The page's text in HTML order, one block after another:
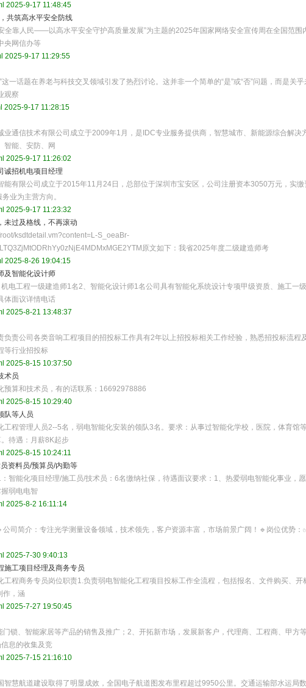
2025-9-17 11:48:45
共筑高水平安全防线
全靠人民——以高水平安全守护高质量发展”为主题的2025年国家网络安全宣传周在全国范围
央网信办等
2025-9-17 11:29:55
一话题在养老与科技交叉领域引发了热烈讨论。这并非一个简单的“是”或“否”问题，而是关乎
观察
2025-9-17 11:28:15
业通信技术有限公司成立于2009年1月，是IDC专业服务提供商，智慧城市、新能源综合解决
智能、安防、网
2025-9-17 11:26:02
诚招机电项目经理
能有限公司成立于2015年11月24日，总部位于深圳市宝安区，公司注册资本3050万元，实缴
业为主营方向。
2025-9-17 11:23:32
未过及格线，不再滚动
ksdtdetail.vm?content=L-S_oeaBr-
原文如下：我省2025年度二级建造师考
2025-8-26 19:04:15
及智能化设计师
电工程一级建造师1名2、智能化设计师1名公司具有智能化系统设计专项甲级资质、施工一级
体面议详情电话
2025-8-21 13:48:37
责公司各类音响工程项目的招投标工作具有2年以上招投标相关工作经验，熟悉招投标流程
等行业招投标
2025-8-15 10:37:50
术员
预算和技术员，有的话联系：16692978886
2025-8-15 10:29:40
队等人员
工程管理人员2--5名，弱电智能化安装的领队3名。要求：从事过智能化学校，医院，体育馆
待遇：月薪8K起步
2025-8-15 10:24:11
资料员/预算员/内勤等
智能化项目经理/施工员/技术员：6名缴纳社保，待遇面议要求：1、热爱弱电智能化事业，愿
弱电电智
2025-8-2 16:11:14
公司简介：专注光学测量设备领域，技术领先，客户资源丰富，市场前景广阔！🔹岗位优势：
2025-7-30 9:40:13
施工项目经理及商务专员
程商务专员岗位职责1.负责弱电智能化工程项目投标工作全流程，包括报名、文件购买、开
作，涵
2025-7-27 19:50:45
锁、智能家居等产品的销售及推广；2、开拓新市场，发展新客户，代理商、工程商、甲方
息的收集及竞
2025-7-15 21:16:10
智慧航道建设取得了明显成效，全国电子航道图发布里程超过9950公里。交通运输部水运局数